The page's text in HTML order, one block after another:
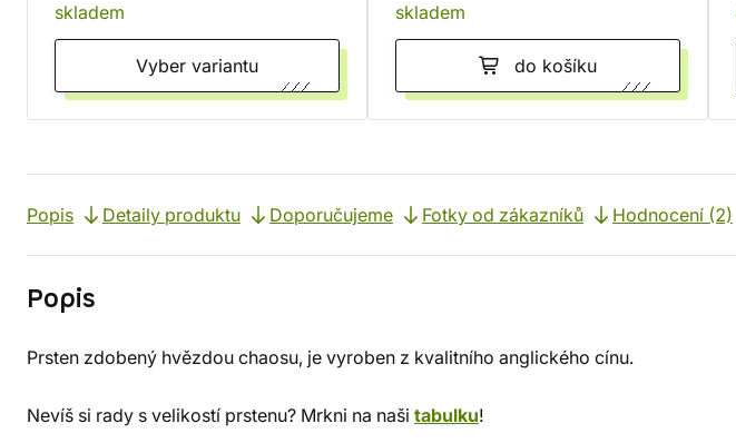
skladem
Vyber variantu
skladem
do košíku
Popis Detaily produktu Doporučujeme Fotky od zákazníků Hodnocení (2)
Popis
Prsten zdobený hvězdou chaosu, je vyroben z kvalitního anglického cínu.
Nevíš si rady s velikostí prstenu? Mrkni na naši tabulku!